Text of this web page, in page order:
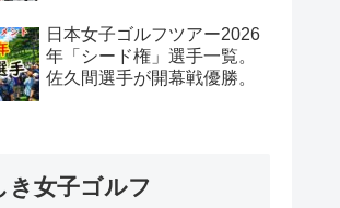
日本女子ゴルフツアー2026
年「シード権」選手一覧。
佐久間選手が開幕戦優勝。
き女子ゴルフ